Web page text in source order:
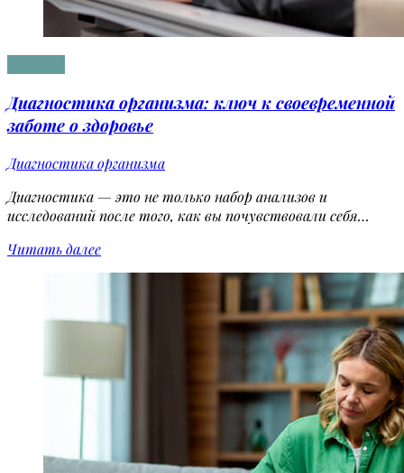
Диагностика организма: ключ к своевременной
заботе о здоровье
Диагностика организма
Диагностика — это не только набор анализов и
исследований после того, как вы почувствовали себя…
Читать далее